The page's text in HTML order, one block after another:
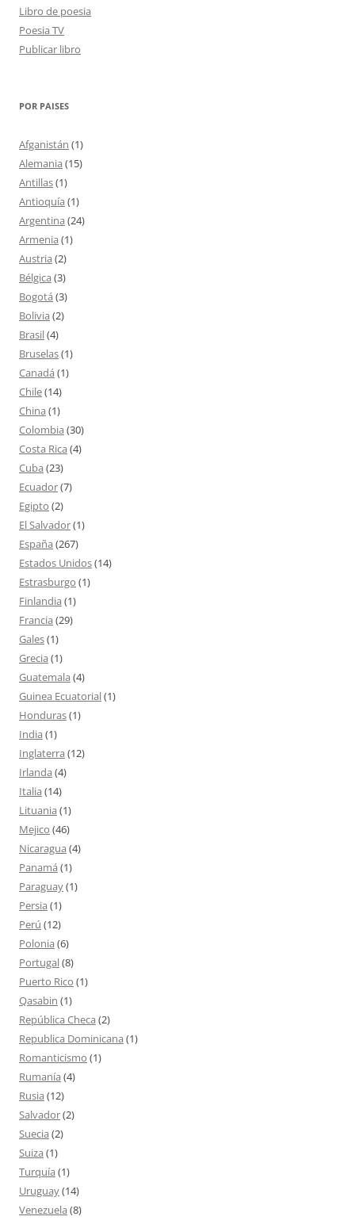
Libro de poesia
Poesia TV
Publicar libro
POR PAISES
Afganistán (1)
Alemania (15)
Antillas(1)
Antioquía (1)
Argentina (24)
Armenia (1)
Austria (2)
Bélgica (3)
Bogotá (3)
Bolivia (2)
Brasil(4)
Bruselas(1)
Canadá (1)
Chile(14)
China (1)
Colombia (30)
Costa Rica (4)
Cuba (23)
Ecuador(7)
Egipto (2)
El Salvador(1)
España (267)
Estados Unidos(14)
Estrasburgo (1)
Finlandia (1)
Francia (29)
Gales(1)
Grecia (1)
Guatemala (4)
Guinea Ecuatorial(1)
Honduras(1)
India (1)
Inglaterra (12)
Irlanda (4)
Italia (14)
Lituania (1)
Mejico (46)
Nicaragua (4)
Panamá (1)
Paraguay(1)
Persia (1)
Perú (12)
Polonia (6)
Portugal(8)
Puerto Rico (1)
Qasabin (1)
República Checa (2)
Republica Dominicana (1)
Romanticismo (1)
Rumanía (4)
Rusia (12)
Salvador(2)
Suecia (2)
Suiza (1)
Turquía (1)
Uruguay(14)
Venezuela (8)